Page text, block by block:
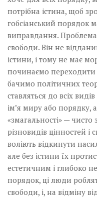
потрібна істина, щоб
гобсіанський порядок
виправдання.
свободи. Він не
істини, і тому не має
починаємо переходити
бачимо політичних
ставляться до всіх
ім’я миру або порядку,
«змагальності» —
різновидів цінностей і
воліють відкинути
але без істини їх
естетичним і глибоко
порядок, ці люди
свободи, і, на відміну